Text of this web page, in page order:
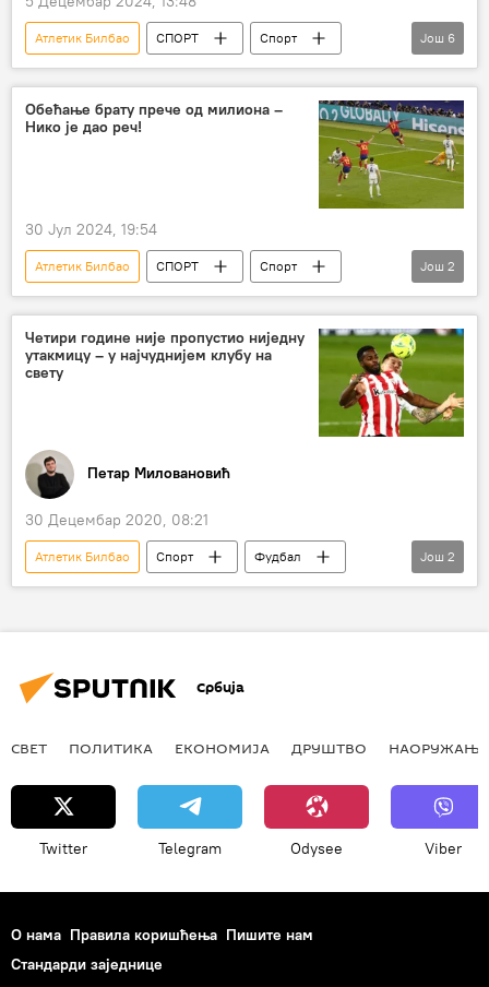
Атлетик Билбао СПОРТ
Спорт
Фудбал
Килијан Мбапе
Реал Мадрид
Лига шампиона
Још 6
Обећање брату прече од милиона –
Нико је дао реч!
30 Јул 2024, 19:54
Атлетик Билбао СПОРТ
Спорт
Фудбал
ФК Барселона
Још 2
Четири године није пропустио ниједну
утакмицу – у најчуднијем клубу на
свету
Петар Миловановић
30 Децембар 2020, 08:21
Атлетик Билбао Спорт
Фудбал
Ињаки Вилијамс
Алфредо ди Стефано
Још 2
Србија
СВЕТ ПОЛИТИКА ЕКОНОМИЈА ДРУШТВО НАОРУЖАЊЕ
Twitter Telegram Odysee Viber
О нама Правила коришћења Пишите нам
Стандарди заједнице